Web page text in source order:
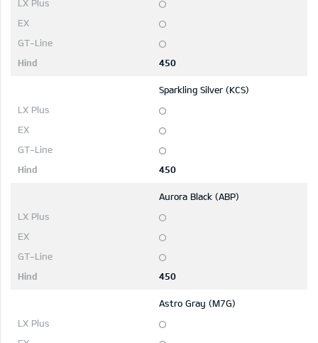
450
Sparkling Silver (KCS)
450
Aurora Black (ABP)
450
Astro Gray (M7G)